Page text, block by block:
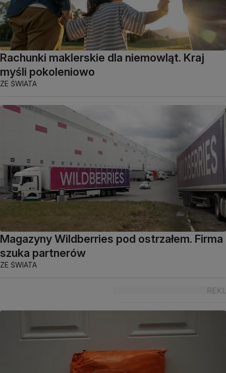
Rachunki maklerskie dla niemowląt. Kraj
myśli pokoleniowo
ZE ŚWIATA
Magazyny Wildberries pod ostrzałem. Firma
szuka partnerów
ZE ŚWIATA